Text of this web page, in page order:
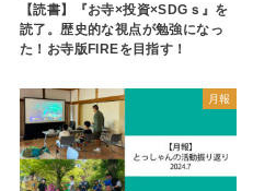
【読書】『お寺×投資×SDGｓ』を
読了。歴史的な視点が勉強になっ
た！お寺版FIREを目指す！
月報